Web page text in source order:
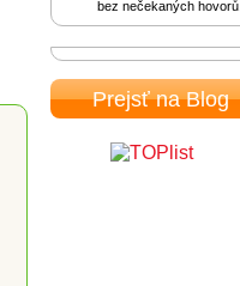
bez nečekaných hovorů.
Prejsť na Blog